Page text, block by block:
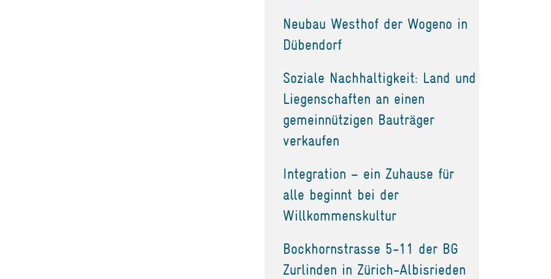
Neubau Westhof der Wogeno in
Dübendorf
Soziale Nachhaltigkeit: Land und
Liegenschaften an einen
gemeinnützigen Bauträger
verkaufen
Integration – ein Zuhause für
alle beginnt bei der
Willkommenskultur
Bockhornstrasse 5-11 der BG
Zurlinden in Zürich-Albisrieden